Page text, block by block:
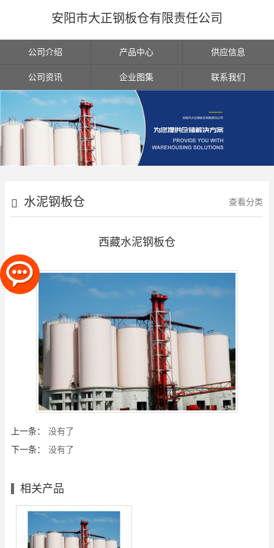
安阳市大正钢板仓有限责任公司
公司介绍 产品中心 供应信息
公司资讯 企业图集 联系我们
水泥钢板仓 查看分类
西藏水泥钢板仓
上一条：
没有了
下一条：
没有了
相关产品